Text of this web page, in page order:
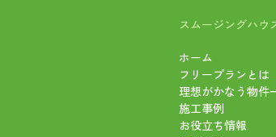
スムージングハウ
ホーム
フリープランとは
理想がかなう物件
施工事例
お役立ち情報